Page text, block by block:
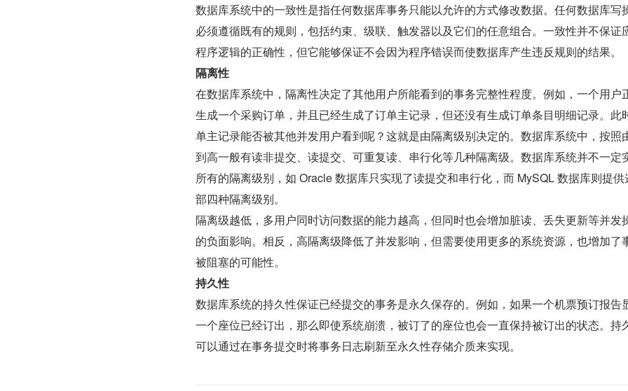
数据库系统中的一致性是指任何数据库事务只能以允许的方式修改数据。任何数据库写
必须遵循既有的规则，包括约束、级联、触发器以及它们的任意组合。一致性并不保证
程序逻辑的正确性，但它能够保证不会因为程序错误而使数据库产生违反规则的结果。
隔离性
在数据库系统中，隔离性决定了其他用户所能看到的事务完整性程度。例如，一个用户
生成一个采购订单，并且已经生成了订单主记录，但还没有生成订单条目明细记录。此
单主记录能否被其他并发用户看到呢？这就是由隔离级别决定的。数据库系统中，按照
到高一般有读非提交、读提交、可重复读、串行化等几种隔离级。数据库系统并不一定
所有的隔离级别，如 Oracle 数据库只实现了读提交和串行化，而 MySQL 数据库则提供
部四种隔离级别。
隔离级越低，多用户同时访问数据的能力越高，但同时也会增加脏读、丢失更新等并发
的负面影响。相反，高隔离级降低了并发影响，但需要使用更多的系统资源，也增加了
被阻塞的可能性。
持久性
数据库系统的持久性保证已经提交的事务是永久保存的。例如，如果一个机票预订报告
一个座位已经订出，那么即使系统崩溃，被订了的座位也会一直保持被订出的状态。持
可以通过在事务提交时将事务日志刷新至永久性存储介质来实现。